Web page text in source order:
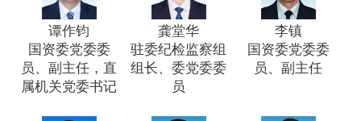
谭作钧
国资委党委委
员、副主任，直
属机关党委书记
龚堂华
驻委纪检监察组
组长、委党委委
员
李镇
国资委党委委
员、副主任